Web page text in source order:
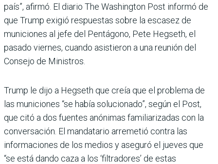
país”, afirmó. El diario The Washington Post informó de
que Trump exigió respuestas sobre la escasez de
municiones al jefe del Pentágono, Pete Hegseth, el
pasado viernes, cuando asistieron a una reunión del
Consejo de Ministros.
Trump le dijo a Hegseth que creía que el problema de
las municiones “se había solucionado”, según el Post,
que citó a dos fuentes anónimas familiarizadas con la
conversación. El mandatario arremetió contra las
informaciones de los medios y aseguró el jueves que
“se está dando caza a los ‘filtradores’ de estas